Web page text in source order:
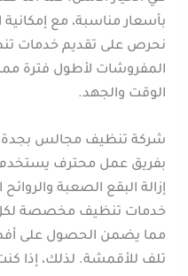
بأسعار مناسبة، مع
نحرص على تقديم خدمات
المفروشات لأطول فترة
الوقت والجهد.
شركة تنظيف مجالس بجدة
بفريق عمل محترف
إزالة البقع الصعبة
خدمات تنظيف مخصصة لكل
مما يضمن الحصول على
تلف للأقمشة. لذلك، إذا